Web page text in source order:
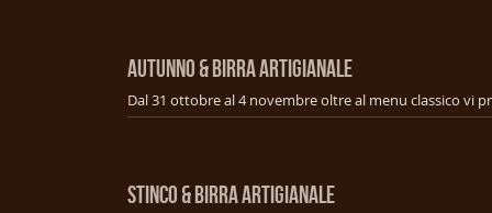
AUTUNNO & BIRRA ARTIGIANALE
STINCO & BIRRA ARTIGIANALE